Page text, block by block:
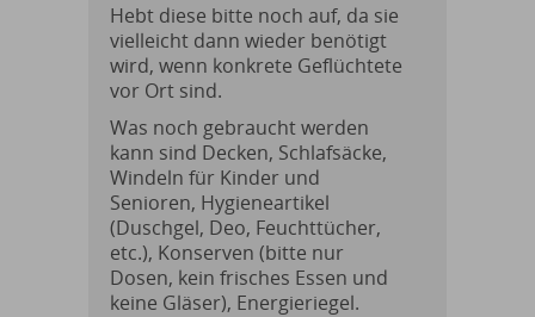
Hebt diese bitte noch auf, da sie
vielleicht dann wieder benötigt
wird, wenn konkrete Geflüchtete
vor Ort sind.
Was noch gebraucht werden
kann sind Decken, Schlafsäcke,
Windeln für Kinder und
Senioren, Hygieneartikel
(Duschgel, Deo, Feuchttücher,
etc.), Konserven (bitte nur
Dosen, kein frisches Essen und
keine Gläser), Energieriegel.